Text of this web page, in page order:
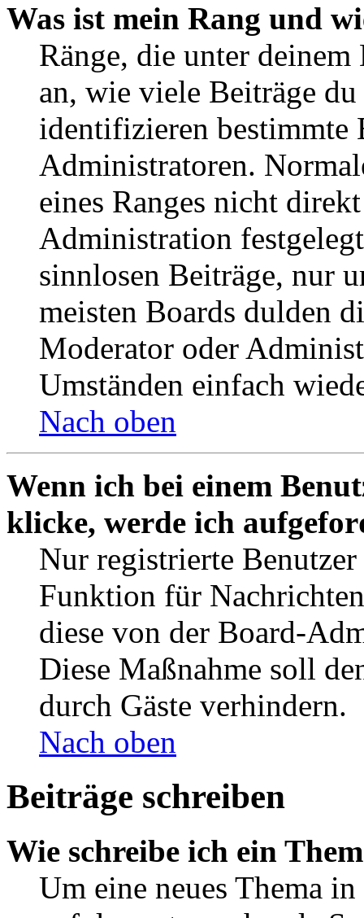
Was ist mein Rang und
Ränge, die unter deinem
an, wie viele Beiträge
identifizieren bestimmte
Administratoren.
eines Ranges nicht
Administration
sinnlosen Beiträge, nur
meisten Boards dulden
Moderator oder
Umständen einfach
Nach oben
Wenn ich bei einem
klicke, werde ich
Nur registrierte
Funktion für
diese von der Board-
Diese Maßnahme soll
durch Gäste verhindern.
Nach oben
Beiträge schreiben
Wie schreibe ich ein
Um eine neues Thema